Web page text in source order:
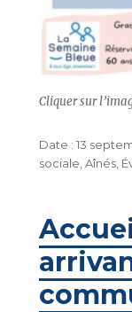
Cliquer sur
Publié
le
13
sociale Aînés,